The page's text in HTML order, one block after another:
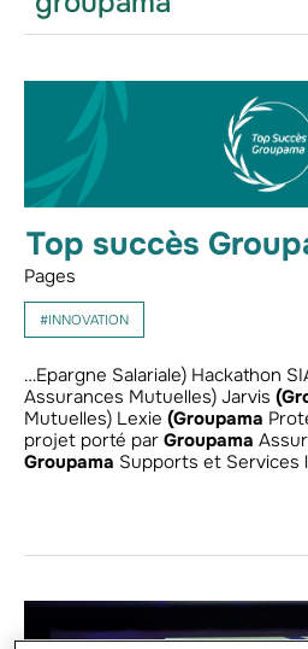
Top succès
Pages
#INNOVATION
…Epargne Salariale) Hackathon
Assurances Mutuelles) Jarvis
Mutuelles) Lexie (Groupama
projet porté par Groupama
Groupama Supports et Services